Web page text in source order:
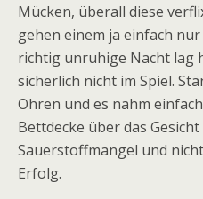
Mücken, überall diese
gehen einem ja einfach
richtig unruhige Nacht lag
sicherlich nicht im Spiel.
Ohren und es nahm
Bettdecke über das
Sauerstoffmangel und
Erfolg.